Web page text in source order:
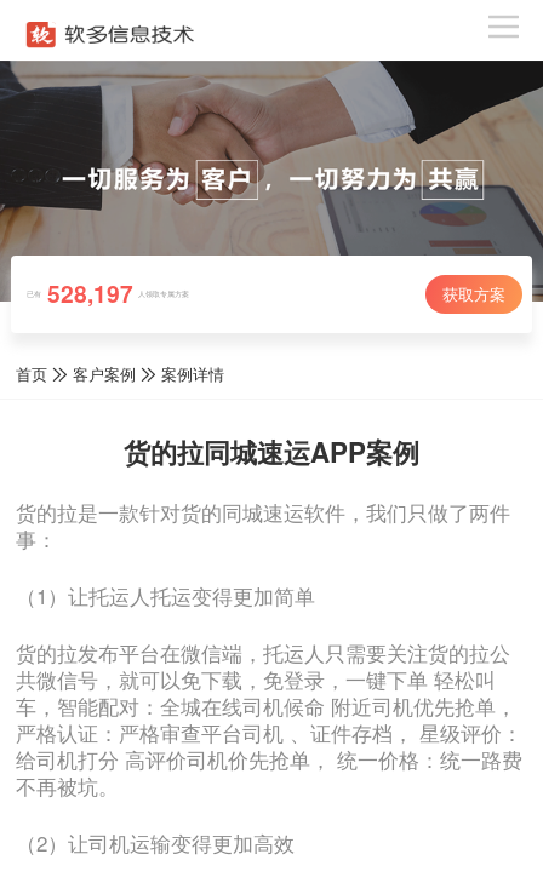
已有 528,197 人领取专属方案 获取方案
首页 客户案例 案例详情
货的拉同城速运APP案例
货的拉是一款针对货的同城速运软件，我们只做了两件
事：
（1）让托运人托运变得更加简单
货的拉发布平台在微信端，托运人只需要关注货的拉公
共微信号，就可以免下载，免登录，一键下单 轻松叫
车，智能配对：全城在线司机候命 附近司机优先抢单，
严格认证：严格审查平台司机 、证件存档， 星级评价：
给司机打分 高评价司机价先抢单， 统一价格：统一路费
不再被坑。
（2）让司机运输变得更加高效